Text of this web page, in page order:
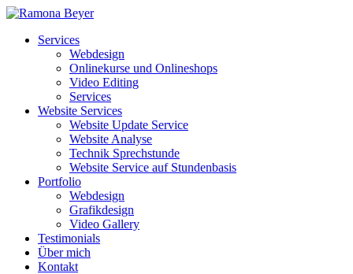
Services
Webdesign
Onlinekurse und Onlineshops
Video Editing
Services
Website Services
Website Update Service
Website Analyse
Technik Sprechstunde
Website Service auf Stundenbasis
Portfolio
Webdesign
Grafikdesign
Video Gallery
Testimonials
Über mich
Kontakt